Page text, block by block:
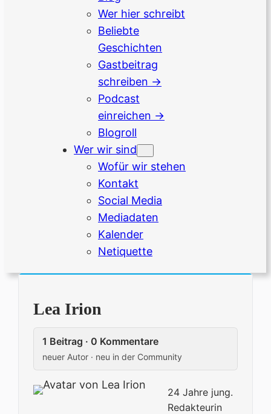
Wer hier schreibt
Beliebte
Geschichten
Gastbeitrag
schreiben →
Podcast
einreichen →
Blogroll
Wer wir sind
Wofür wir stehen
Kontakt
Social Media
Mediadaten
Kalender
Netiquette
Lea Irion
1 Beitrag · 0 Kommentare
neuer Autor · neu in der Community
24 Jahre jung.
Redakteurin